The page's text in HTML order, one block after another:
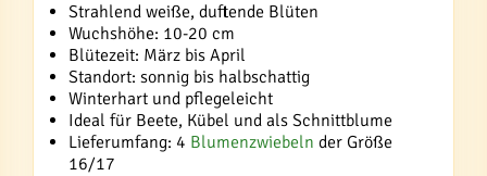
Strahlend weiße, duftende Blüten
Wuchshöhe: 10-20 cm
Blütezeit: März bis April
Standort: sonnig bis halbschattig
Winterhart und pflegeleicht
Ideal für Beete, Kübel und als Schnittblume
Lieferumfang: 4 Blumenzwiebeln der Größe
16/17